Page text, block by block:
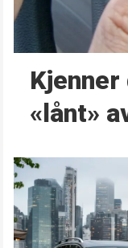
«lånt»